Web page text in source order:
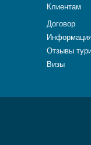
Клиентам
Договор
Отзывы
Визы